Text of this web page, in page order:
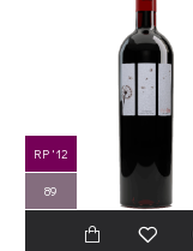
RP '12
89